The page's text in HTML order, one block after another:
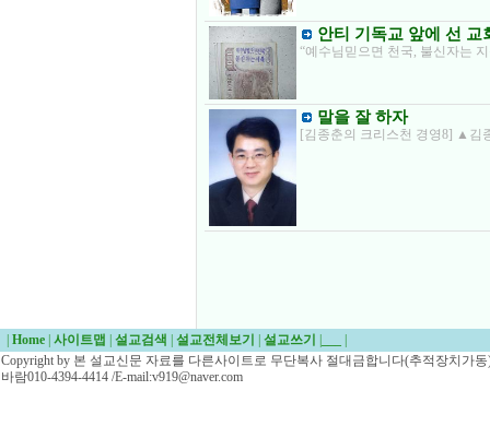
안티 기독교 앞에 선 교
“예수님믿으면 천국, 불신자는
말을 잘 하자
[김종춘의 크리스천 경영8] ▲김
Home 사이트맵 설교검색 설교전체보기 설교쓰기
Copyright by 본 설교신문 자료를 다른사이트로 무단복사 절대금합니다(추적장치가
바람010-4394-4414 /E-mail:v919@naver.com